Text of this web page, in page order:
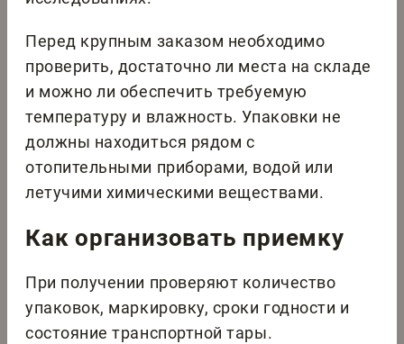
Перед крупным заказом необходимо
проверить, достаточно ли места на складе
и можно ли обеспечить требуемую
температуру и влажность. Упаковки не
должны находиться рядом с
отопительными приборами, водой или
летучими химическими веществами.
Как организовать приемку
При получении проверяют количество
упаковок, маркировку, сроки годности и
состояние транспортной тары.